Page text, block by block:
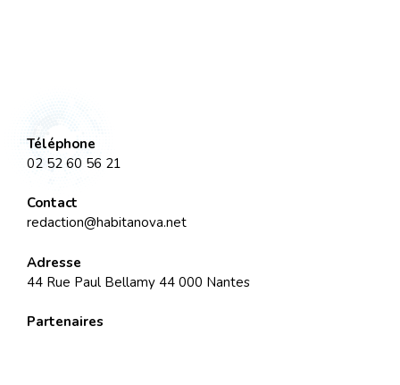
Téléphone
02 52 60 56 21
Contact
redaction@habitanova.net
Adresse
44 Rue Paul Bellamy 44 000 Nantes
Partenaires